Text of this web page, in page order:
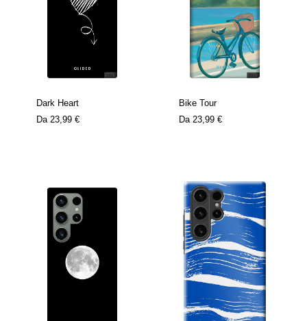
Dark Heart
Da 23,99 €
Bike Tour
Da 23,99 €